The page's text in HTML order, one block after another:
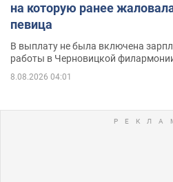
на которую ранее
певица
В выплату не была включена
работы в Черновицкой
8.08.2026 04:01